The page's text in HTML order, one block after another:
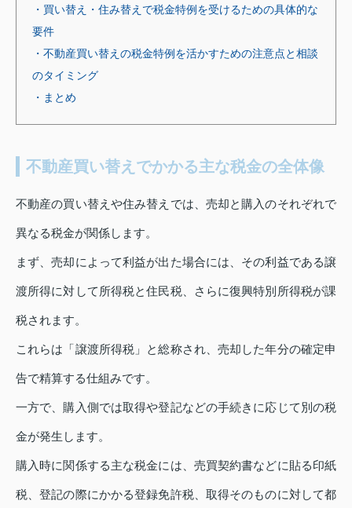
・買い替え・住み替えで税金特例を受けるための具体的な
要件
・不動産買い替えの税金特例を活かすための注意点と相談
のタイミング
・まとめ
不動産買い替えでかかる主な税金の全体像
不動産の買い替えや住み替えでは、売却と購入のそれぞれで
異なる税金が関係します。
まず、売却によって利益が出た場合には、その利益である譲
渡所得に対して所得税と住民税、さらに復興特別所得税が課
税されます。
これらは「譲渡所得税」と総称され、売却した年分の確定申
告で精算する仕組みです。
一方で、購入側では取得や登記などの手続きに応じて別の税
金が発生します。
購入時に関係する主な税金には、売買契約書などに貼る印紙
税、登記の際にかかる登録免許税、取得そのものに対して都